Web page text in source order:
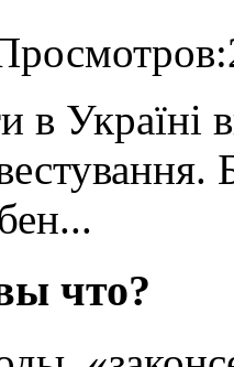
в Україні
что?